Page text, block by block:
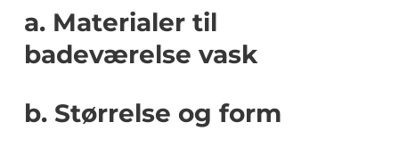
a. Materialer til
badeværelse vask
b. Størrelse og form